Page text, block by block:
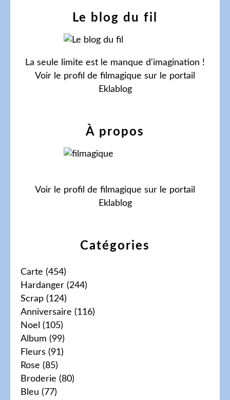
Catégories
Carte (454)
Hardanger (244)
Scrap (124)
Anniversaire (116)
Noel (105)
Album (99)
Fleurs (91)
Rose (85)
Broderie (80)
Bleu (77)
Le blog du fil
La seule limite est le manque d'imagination !
Voir le profil de filmagique sur le portail
Eklablog
À propos
Voir le profil de filmagique sur le portail
Eklablog